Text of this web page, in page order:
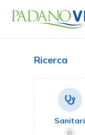
Ricerca
Sanitari